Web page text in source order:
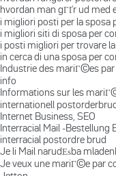
hvordan man gГҐr ud med
i migliori posti per la sposa
i migliori siti di sposa per
i posti migliori per trovare
in cerca di una sposa per
Industrie des mariГ©es
info
Informations sur les
internationell
Internet Business, SEO
Interracial Mail -Bestellung
interracial postordre brud
Je li Mail narudЕѕba
Je veux une mariГ©e par